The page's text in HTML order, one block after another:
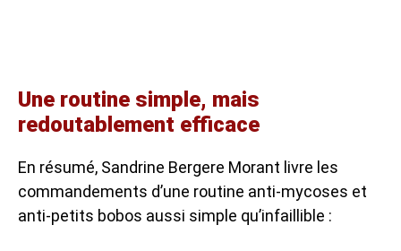
Une routine simple, mais
redoutablement efficace
En résumé, Sandrine Bergere Morant livre les
commandements d’une routine anti-mycoses et
anti-petits bobos aussi simple qu’infaillible :